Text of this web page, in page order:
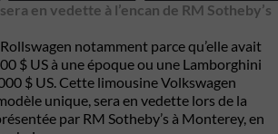
en vedette à l’encan de RM Sotheby’s
notamment parce qu’elle avait
$ US à une époque ou une Lamborghini
$ US. Cette limousineVolkswagen
unique, sera en vedette lors de la
par RM Sotheby’s à Monterey, en